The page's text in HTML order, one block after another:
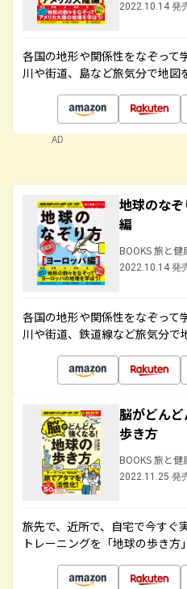
2022.10.14 発
各国の地形や関係性をなぞって
川や街道、島など旅気分で地図
AD
地球のな
編
BOOKS 旅と健
2022.10.14 発
各国の地形や関係性をなぞって
川や街道、鉄道線など旅気分で
脳がどん
歩き方
BOOKS 旅と健
2022.11.25 発
旅先で、近所で、自宅で今すぐ
トレーニングを「地球の歩き